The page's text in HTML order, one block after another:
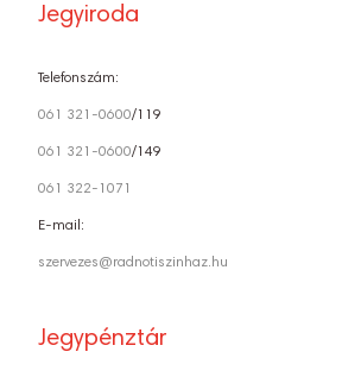
Jegyiroda
Telefonszám:
061 321-0600/119
061 321-0600/149
061 322-1071
E-mail:
szervezes@radnotiszinhaz.hu
Jegypénztár